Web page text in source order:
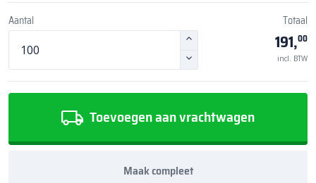
Aantal Totaal
191,00
incl. BTW
Toevoegen aan vrachtwagen
Maak compleet